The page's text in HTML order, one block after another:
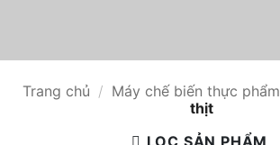
Trang chủ / Máy chế biến thực phẩm
thịt
LỌC SẢN PHẨM